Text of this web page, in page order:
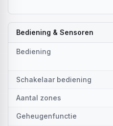
Bediening & Sensoren
Bediening
Schakelaar bediening
Aantal zones
Geheugenfunctie